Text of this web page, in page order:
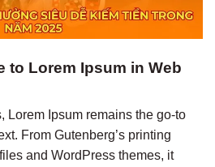
to Lorem Ipsum in Web
Lorem Ipsum remains the go-to
From Gutenberg’s printing
and WordPress themes, it